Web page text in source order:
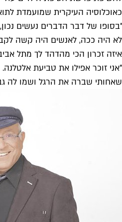
כאוכלוסיה העיקרית שמועמדת
"בסופו של דבר הדברים נעשים
לא היה ככה, לאנשים היה קשה
איזה זכרון הכי מהדהד לך מתל
"אני זוכר אפילו את טביעת
שאחותי שברה את הרגל ושמו לה